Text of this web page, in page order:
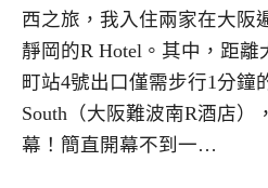
西之旅，我入住兩家在大阪
靜岡的R Hotel。其中，距離
町站4號出口僅需步行1分鐘
South（大阪難波南R酒店）
幕！簡直開幕不到一…